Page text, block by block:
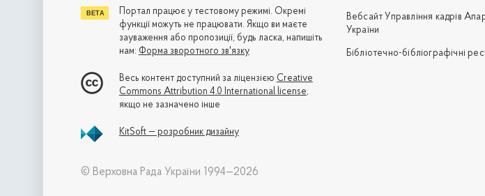
Вебсайт Управління кадрів
України
Бібліотечно-бібліографічні
Портал працює у тестовому режимі. Окремі
функції можуть не працювати. Якщо ви маєте
зауваження або пропозиції, будь ласка, напишіть
нам: Форма зворотного зв'язку
Весь контент доступний за ліцензією Creative
Commons Attribution 4.0 International license,
якщо не зазначено інше
KitSoft — розробник дизайну
© Верховна Рада України 1994—2026